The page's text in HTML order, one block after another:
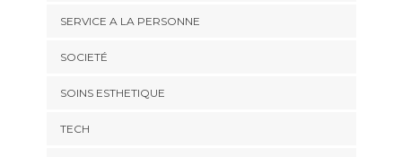
SERVICE A LA PERSONNE
SOCIETÉ
SOINS ESTHETIQUE
TECH